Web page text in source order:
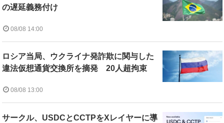
の遅延義務付け
08/08 14:00
ロシア当局、ウクライナ発詐欺に関与した
違法仮想通貨交換所を摘発 20人超拘束
08/08 13:00
サークル、USDCとCCTPをXレイヤーに導